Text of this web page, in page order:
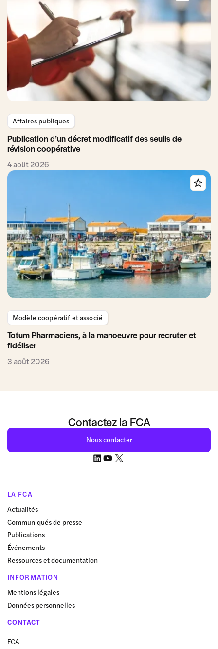
Affaires publiques
Publication d’un décret modificatif des seuils de
révision coopérative
4 août 2026
Modèle coopératif et associé
Totum Pharmaciens, à la manoeuvre pour recruter et
fidéliser
3 août 2026
Contactez la FCA
Nous contacter
LA FCA
Actualités
Communiqués de presse
Publications
Événements
Ressources et documentation
INFORMATION
Mentions légales
Données personnelles
CONTACT
FCA